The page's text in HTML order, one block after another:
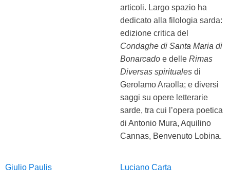
articoli. Largo spazio ha
dedicato alla filologia sarda:
edizione critica del
Condaghe di Santa Maria di
Bonarcado e delle Rimas
Diversas spirituales di
Gerolamo Araolla; e diversi
saggi su opere letterarie
sarde, tra cui l’opera poetica
di Antonio Mura, Aquilino
Cannas, Benvenuto Lobina.
Giulio Paulis Luciano Carta